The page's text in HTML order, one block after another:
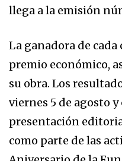
llega a la emisión
La ganadora de
premio económico,
su obra. Los
viernes 5 de agosto
presentación
como parte de las